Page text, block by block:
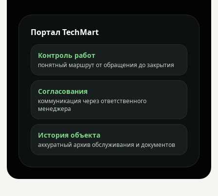
Портал TechMart
Контроль работ
понятный маршрут от обращения до закрытия
Согласования
коммуникация через ответственного
менеджера
История объекта
аккуратный архив обслуживания и документов